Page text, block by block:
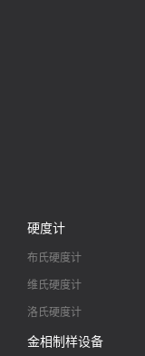
硬度计
布氏硬度计
维氏硬度计
洛氏硬度计
金相制样设备